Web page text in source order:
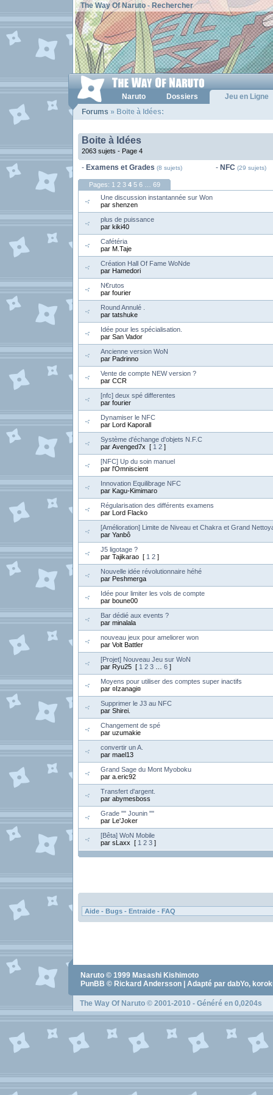
The Way Of Naruto- Rechercher
Naruto Dossiers
Jeu en Ligne
Forums » Boite à Idées:
Boite à Idées
2063 sujets - Page 4
- Examens et Grades (8 sujets) - NFC (29 sujets)
Pages: 1 2 3 4 5 6… 69
Une discussion instantannée sur Won
par shenzen
plus de puissance
par kiki40
Cafétéria
par M.Taje
Création Hall Of Fame WoNde
par Hamedori
N€rutos
par fourier
Round Annulé .
par tatshuke
Idée pour les spécialisation.
par San Vador
Ancienne version WoN
par Padrinno
Vente de compte NEW version ?
par CCR
[nfc] deux spé differentes
par fourier
Dynamiser le NFC
par Lord Kaporall
Système d'échange d'objets N.F.C
par Avenged7x [ 1 2 ]
[NFC] Up du soin manuel
par l'Omniscient
Innovation Equilibrage NFC
par Kagu-Kimimaro
Régularisation des différents examens
par Lord Flacko
[Amélioration] Limite de Niveau et Chakra et Grand
par Yanbô
J5 ligotage ?
par Tajikarao [ 1 2 ]
Nouvelle idée révolutionnaire héhé
par Peshmerga
Idée pour limiter les vols de compte
par boune00
Bar dédié aux events ?
par minalala
nouveau jeux pour ameliorer won
par Volt Battler
[Projet] Nouveau Jeu sur WoN
par Ryu25 [ 1 2 3 6 ]
Moyens pour utiliser des comptes super inactifs
par ¤Izanagi¤
Supprimer le J3 au NFC
par Shirei.
Changement de spé
par uzumakie
convertir un A.
par mael13
Grand Sage du Mont Myoboku
par a.eric92
Transfert d'argent.
par abymesboss
Grade "" Jounin ""
par Le'Joker
[Bêta] WoN Mobile
par sLaxx [ 1 2 3 ]
Naruto © 1999 Masashi Kishimoto
PunBB © Rickard Andersson | Adapté par dabYo,
The Way Of Naruto © 2001-2010 - Généré en 0,0204s